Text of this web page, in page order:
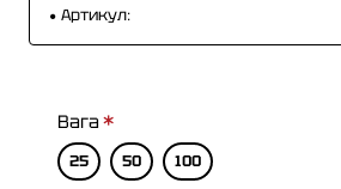
Артикул:
Вага
25 50 100